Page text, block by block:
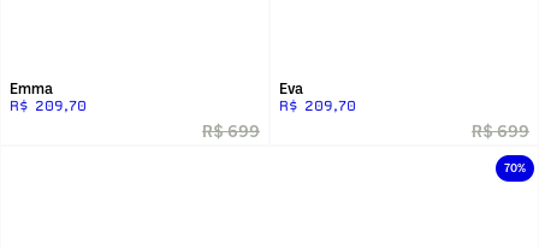
Emma
R$ 209,70
R$ 699
70%
Eva
R$ 209,70
R$ 699